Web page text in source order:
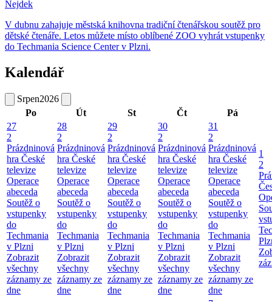
Nejdek
V dubnu zahajuje městská knihovna tradiční čtenářskou soutěž pro
dětské čtenáře. Letos můžete místo oblíbené ZOO vyhrát vstupenky
do Techmania Science Center v Plzni.
Kalendář
Srpen2026
Po
Út St Čt
Pá
27
2
Prázdninová
hra České
televize
Operace
abeceda
Soutěž o
vstupenky
do
Techmania
v Plzni
Zobrazit
všechny
záznamy ze
dne
28
2
Prázdninová
hra České
televize
Operace
abeceda
Soutěž o
vstupenky
do
Techmania
v Plzni
Zobrazit
všechny
záznamy ze
dne
29
2
Prázdninová
hra České
televize
Operace
abeceda
Soutěž o
vstupenky
do
Techmania
v Plzni
Zobrazit
všechny
záznamy ze
dne
30
2
Prázdninová
hra České
televize
Operace
abeceda
Soutěž o
vstupenky
do
Techmania
v Plzni
Zobrazit
všechny
záznamy ze
dne
31
2
Prázdninová
hra České
televize
Operace
abeceda
Soutěž o
vstupenky
do
Techmania
v Plzni
Zobrazit
všechny
záznamy ze
dne
1
2